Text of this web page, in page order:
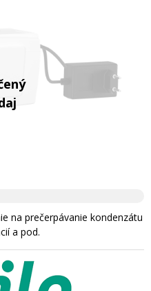
na prečerpávanie kondenzátu
a pod.